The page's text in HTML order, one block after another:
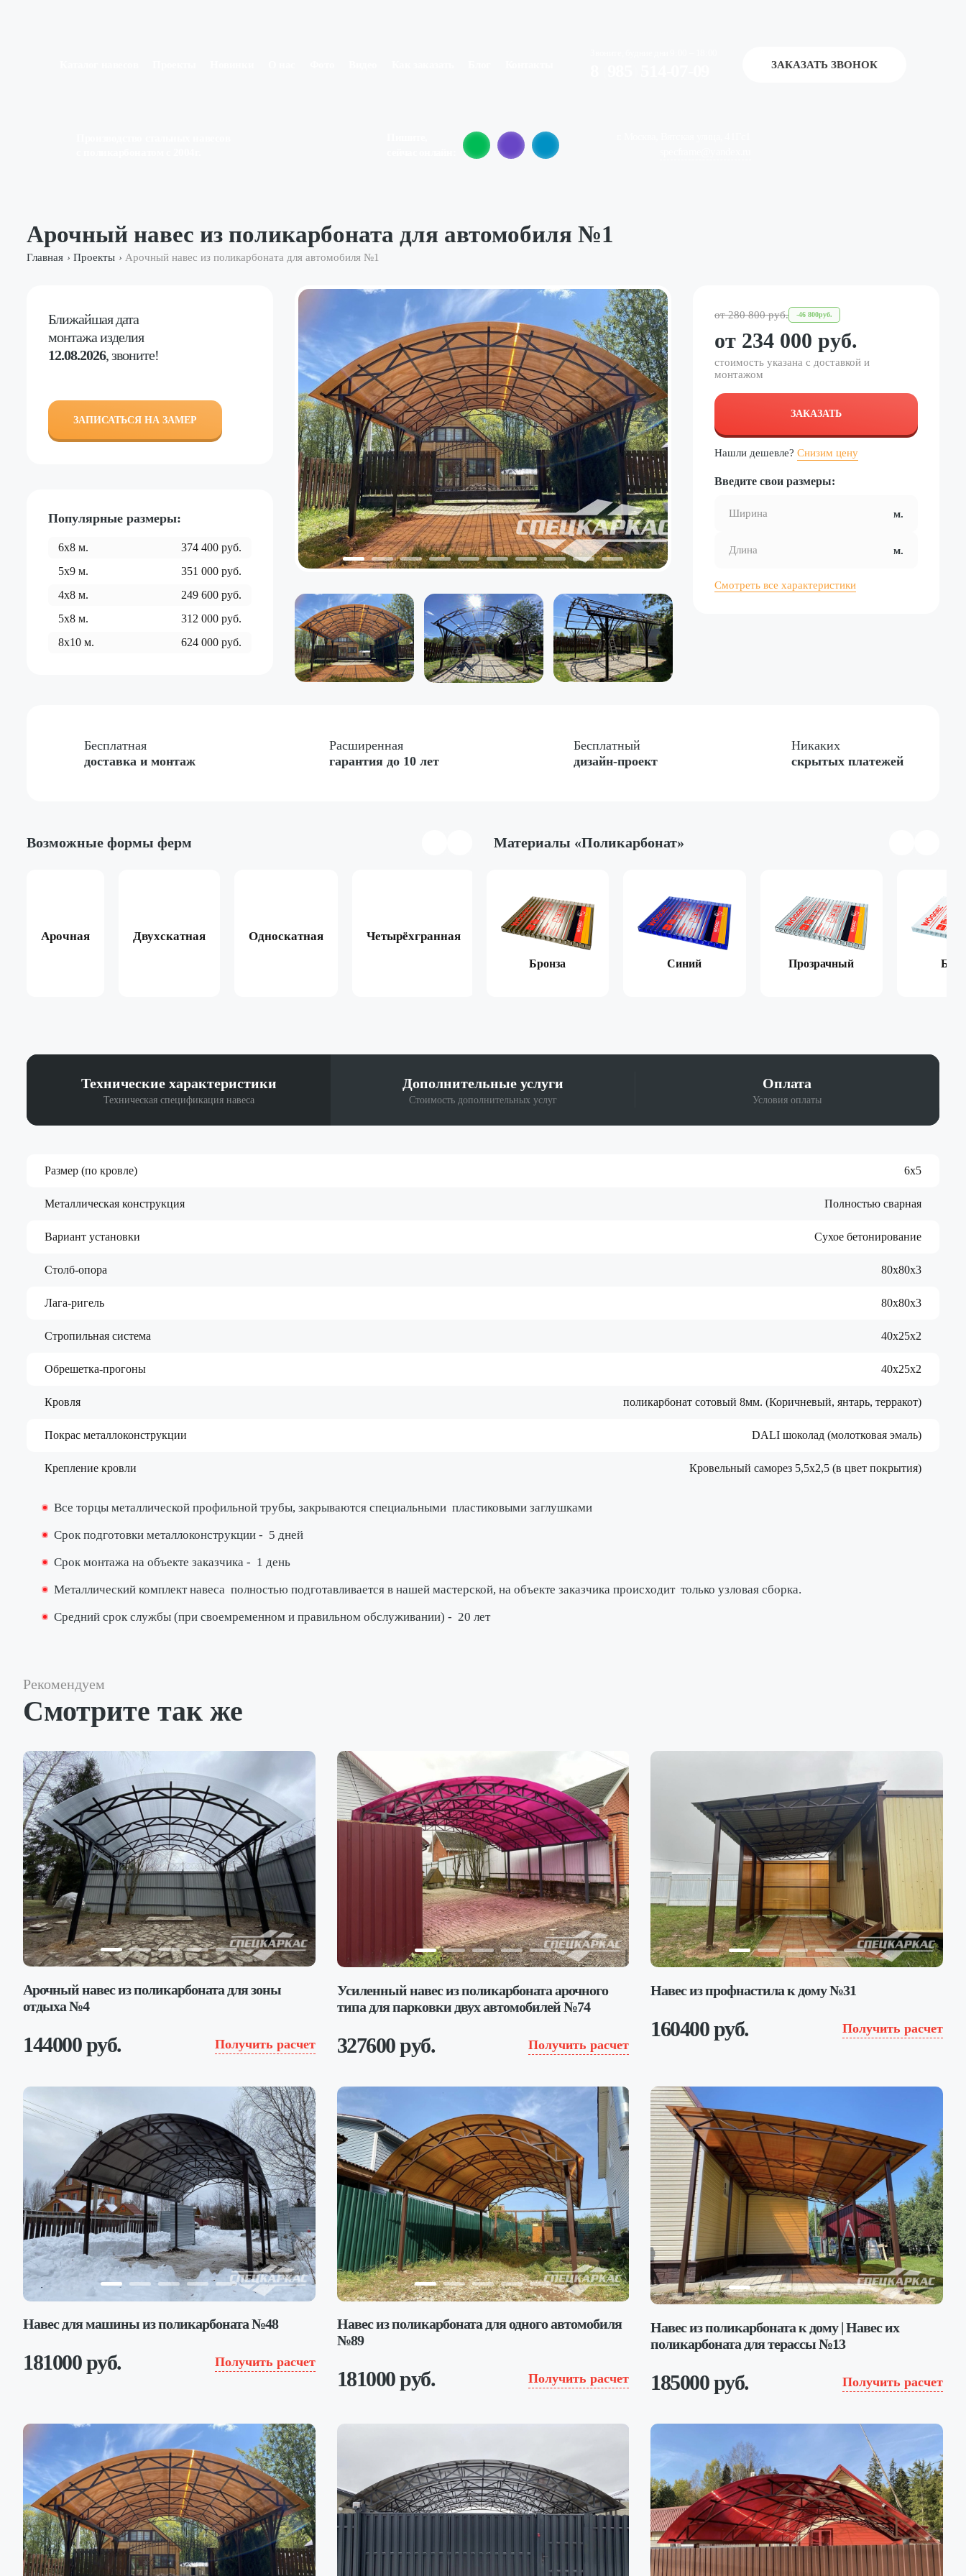
ЗАКАЗАТЬ ЗВОНОК
Арочный навес из поликарбоната для автомобиля №1
Главная › Проекты › Арочный навес из поликарбоната для автомобиля №1
Ближайшая дата
монтажа изделия
12.08.2026, звоните!
ЗАПИСАТЬСЯ НА ЗАМЕР
Популярные размеры:
6x8 м. 374 400руб.
5x9 м. 351 000руб.
4x8 м. 249 600руб.
5x8 м. 312 000руб.
8x10 м. 624 000руб.
от280 800 руб. -46 800руб.
от 234 000 руб.
стоимость указана с доставкой и
монтажом
ЗАКАЗАТЬ
Нашли дешевле? Снизим цену
Введите свои размеры:
Смотреть все характеристики
Бесплатная
доставка и монтаж
Расширенная
гарантия до 10 лет
Бесплатный
дизайн-проект
Никаких
скрытых платежей
Возможные формы ферм
Арочная Двухскатная Односкатная Четырёхгранная Арочная Двухскатная Односкатная Четырёхгранная
Материалы «Поликарбонат»
Бронза Синий Прозрачный
Техническиехарактеристики
Техническая спецификация навеса
Дополнительныеуслуги
Стоимость дополнительных услуг
Оплата
Условия оплаты
Размер (по кровле) 6x5
Металлическая конструкция Полностью сварная
Вариант установки Сухое бетонирование
Столб-опора 80х80х3
Лага-ригель 80х80х3
Стропильная система 40х25х2
Обрешетка-прогоны 40х25х2
Кровля поликарбонат сотовый 8мм. (Коричневый, янтарь, терракот)
Покрас металлоконструкции DALI шоколад (молотковая эмаль)
Крепление кровли Кровельный саморез 5,5х2,5 (в цвет покрытия)
Все торцы металлической профильной трубы, закрываются специальными пластиковыми заглушками
Срок подготовки металлоконструкции - 5 дней
Срок монтажа на объекте заказчика - 1 день
Металлический комплект навеса полностью подготавливается в нашей мастерской, на объекте заказчика происходит только узловая сборка.
Средний срок службы (при своемременном и правильном обслуживании) - 20 лет
Рекомендуем
Смотрите так же
Арочный навес из поликарбоната для зоны
отдыха №4
144000 руб. Получить расчет
Усиленный навес из поликарбоната арочного
типа для парковки двух автомобилей №74
327600 руб. Получить расчет
Навес из профнастила к дому №31
160400 руб. Получить расчет
Навес для машины из поликарбоната №48
181000 руб. Получить расчет
Навес из поликарбоната для одного автомобиля
№89
181000 руб. Получить расчет
Навес из поликарбоната к дому | Навес их
поликарбоната для терассы №13
185000 руб. Получить расчет